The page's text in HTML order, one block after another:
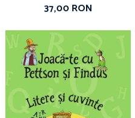
37,00 RON